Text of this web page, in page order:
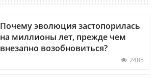
Почему эволюция застопорилась
на миллионы лет, прежде чем
внезапно возобновиться?
2485